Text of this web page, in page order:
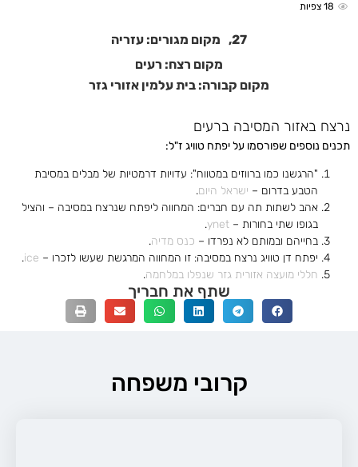
18 צפיות
27,
מקום מגורים: עזריה
מקום רצח: רעים
מקום קבורה: בית עלמין אזורי גזר
נרצח באזור המסיבה ברעים
תכנים נוספים שפורסמו על יפתח טוויג ז"ל:
"הרגשנו כמו ברווזים במטווח": עדויות דרמטיות של מבלים במסיבת
הטבע בדרום – ישראל היום.
אהב לשתות תה עם חברים: המחווה ליפתח שנרצח במסיבה – והציל
בגופו שתי בחורות – ynet
.
בחייהם ובמותם לא נפרדו – כנס מדיה.
יפתח דן טוויג נרצח במסיבה: זו המחווה המרגשת שעשו לזכרו – ice
.
חללי מועצה אזורית גזר שנפלו במלחמה.
שתף את חבריך
קרובי משפחה